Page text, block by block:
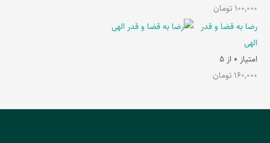
100,000 تومان
رضا به قضا و قدر
الهی
امتیاز 0 از 5
160,000 تومان